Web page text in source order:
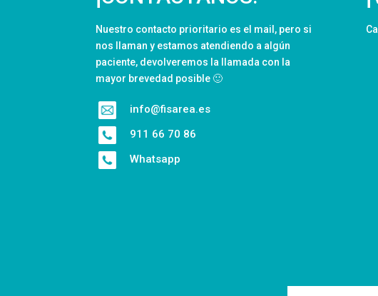
Nuestro contacto prioritario es el mail, pero si
nos llaman y estamos atendiendo a algún
paciente, devolveremos la llamada con la
mayor brevedad posible 🙂
info@fisarea.es
911 66 70 86
Whatsapp